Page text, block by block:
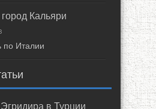
Кальяри
по Италии
в Турции